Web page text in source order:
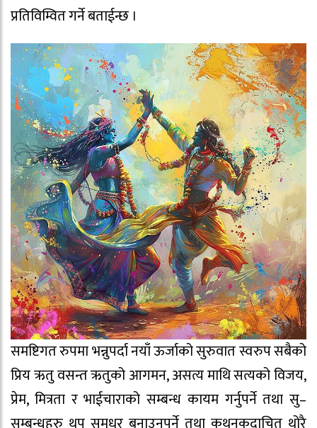
प्रतिविम्वित गर्ने बताईन्छ ।
समष्टिगत रुपमा भन्नुपर्दा नयाँ ऊर्जाको सुरुवात स्वरुप सबैको
प्रिय ऋतु वसन्त ऋतुको आगमन, असत्य माथि सत्यको विजय,
प्रेम, मित्रता र भाईचाराको सम्बन्ध कायम गर्नुपर्ने तथा सु–